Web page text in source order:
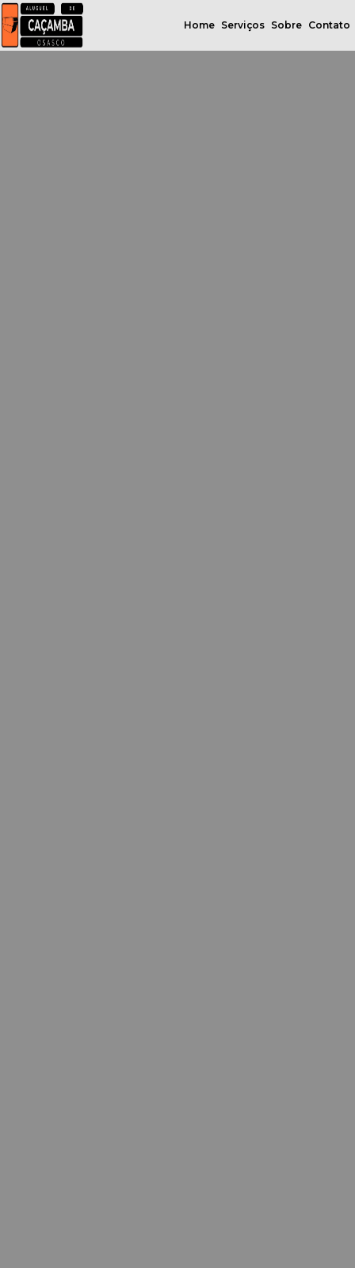
Home Serviços Sobre Contato